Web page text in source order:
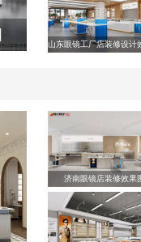
山东眼镜工厂店装修设计
济南眼镜店装修效果